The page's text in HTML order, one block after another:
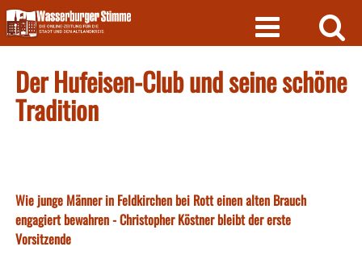
Skip
to
content
Der Hufeisen-Club und seine schöne
Tradition
Wie junge Männer in Feldkirchen bei Rott einen alten Brauch
engagiert bewahren - Christopher Köstner bleibt der erste
Vorsitzende